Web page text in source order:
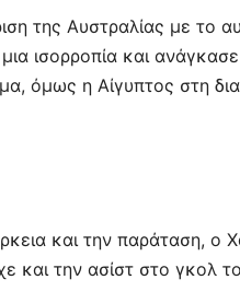
της Αυστραλίας με το
ισορροπία και
όμως η Αίγυπτος στη
και την παράταση, ο
και την ασίστ στο γκολ